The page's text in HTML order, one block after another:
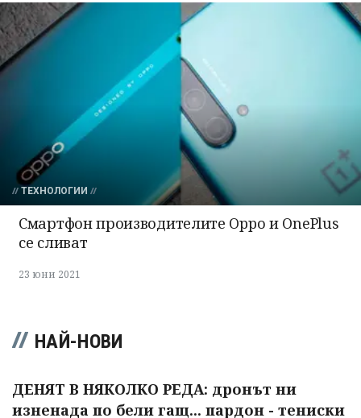
ТЕХНОЛОГИИ
Смартфон производителите Oppo и OnePlus
се сливат
23 юни 2021
НАЙ-НОВИ
ДЕНЯТ В НЯКОЛКО РЕДА: дронът ни
изненада по бели гащ... пардон - тениски